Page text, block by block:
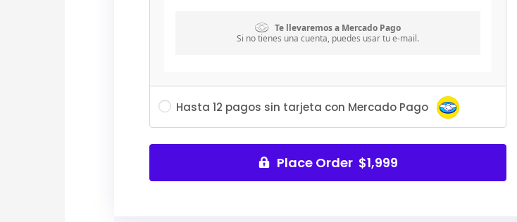
Te llevaremos a Mercado Pago
Si no tienes una cuenta, puedes usar tu e-mail.
Hasta 12 pagos sin tarjeta con Mercado Pago
Place Order $1,999